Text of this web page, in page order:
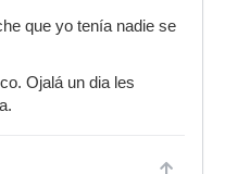
que yo tenía nadie se
Ojalá un dia les